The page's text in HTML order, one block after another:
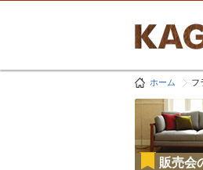
ホーム フ
販売会